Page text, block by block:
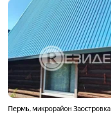
Пермь, микрорайон Заостровка